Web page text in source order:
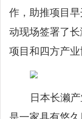
作，助推项目
动现场签署了
项目和四方产业
日本长濑